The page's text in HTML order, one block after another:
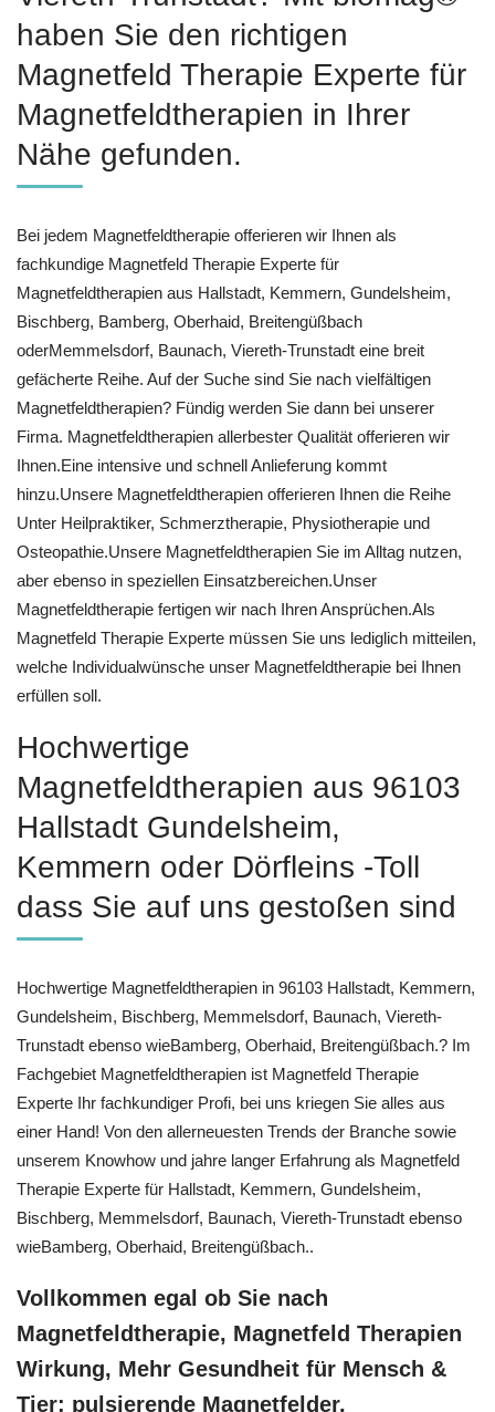
haben Sie den richtigen
Magnetfeld Therapie Experte für
Magnetfeldtherapien in Ihrer
Nähe gefunden.
Bei jedem Magnetfeldtherapie offerieren wir Ihnen als
fachkundige Magnetfeld Therapie Experte für
Magnetfeldtherapien aus Hallstadt, Kemmern, Gundelsheim,
Bischberg, Bamberg, Oberhaid, Breitengüßbach
oderMemmelsdorf, Baunach, Viereth-Trunstadt eine breit
gefächerte Reihe. Auf der Suche sind Sie nach vielfältigen
Magnetfeldtherapien? Fündig werden Sie dann bei unserer
Firma. Magnetfeldtherapien allerbester Qualität offerieren wir
Ihnen.Eine intensive und schnell Anlieferung kommt
hinzu.Unsere Magnetfeldtherapien offerieren Ihnen die Reihe
Unter Heilpraktiker, Schmerztherapie, Physiotherapie und
Osteopathie.Unsere Magnetfeldtherapien Sie im Alltag nutzen,
aber ebenso in speziellen Einsatzbereichen.Unser
Magnetfeldtherapie fertigen wir nach Ihren Ansprüchen.Als
Magnetfeld Therapie Experte müssen Sie uns lediglich mitteilen,
welche Individualwünsche unser Magnetfeldtherapie bei Ihnen
erfüllen soll.
Hochwertige
Magnetfeldtherapien aus 96103
Hallstadt Gundelsheim,
Kemmern oder Dörfleins -Toll
dass Sie auf uns gestoßen sind
Hochwertige Magnetfeldtherapien in 96103 Hallstadt, Kemmern,
Gundelsheim, Bischberg, Memmelsdorf, Baunach, Viereth-
Trunstadt ebenso wieBamberg, Oberhaid, Breitengüßbach.? Im
Fachgebiet Magnetfeldtherapien ist Magnetfeld Therapie
Experte Ihr fachkundiger Profi, bei uns kriegen Sie alles aus
einer Hand! Von den allerneuesten Trends der Branche sowie
unserem Knowhow und jahre langer Erfahrung als Magnetfeld
Therapie Experte für Hallstadt, Kemmern, Gundelsheim,
Bischberg, Memmelsdorf, Baunach, Viereth-Trunstadt ebenso
wieBamberg, Oberhaid, Breitengüßbach..
Vollkommen egal ob Sie nach
Magnetfeldtherapie, Magnetfeld Therapien
Wirkung, Mehr Gesundheit für Mensch &
Tier: pulsierende Magnetfelder,